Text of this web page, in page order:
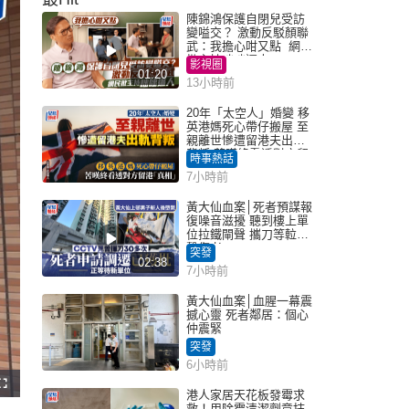
01:20
陳錦鴻保護自閉兒受訪
變嗌交？ 激動反駁顏聯
武：我擔心咁又點 網民
批主持咄咄逼人
影視圈
13小時前
20年「太空人」婚變 移
英港媽死心帶仔搬屋 至
親離世慘遭留港夫出軌
背叛 苦嘆終看透對方留
港「真相」｜Juicy叮
時事熱話
7小時前
02:38
黃大仙血案│死者預謀報
復噪音滋擾 聽到樓上單
位拉鐵閘聲 攜刀等𨋢伏
擊傷者
突發
7小時前
黃大仙血案│血腥一幕震
撼心靈 死者鄰居：個心
仲震緊
突發
6小時前
港人家居天花板發霉求